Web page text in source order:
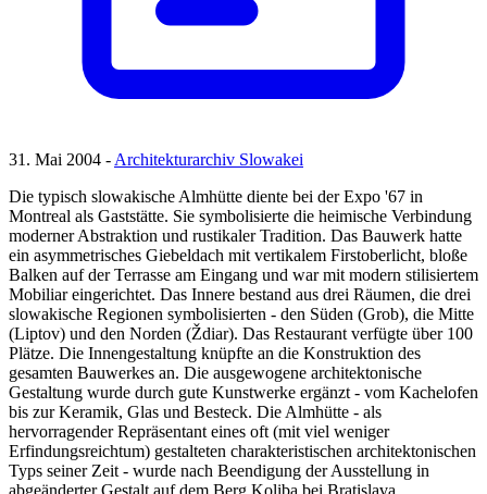
31. Mai 2004 -Architekturarchiv Slowakei
Die typisch slowakische Almhütte diente bei der Expo '67 in
Montreal als Gaststätte. Sie symbolisierte die heimische Verbindung
moderner Abstraktion und rustikaler Tradition. Das Bauwerk hatte
ein asymmetrisches Giebeldach mit vertikalem Firstoberlicht, bloße
Balken auf der Terrasse am Eingang und war mit modern stilisiertem
Mobiliar eingerichtet. Das Innere bestand aus drei Räumen, die drei
slowakische Regionen symbolisierten - den Süden (Grob), die Mitte
(Liptov) und den Norden (Ždiar). Das Restaurant verfügte über 100
Plätze. Die Innengestaltung knüpfte an die Konstruktion des
gesamten Bauwerkes an. Die ausgewogene architektonische
Gestaltung wurde durch gute Kunstwerke ergänzt - vom Kachelofen
bis zur Keramik, Glas und Besteck. Die Almhütte - als
hervorragender Repräsentant eines oft (mit viel weniger
Erfindungsreichtum) gestalteten charakteristischen architektonischen
Typs seiner Zeit - wurde nach Beendigung der Ausstellung in